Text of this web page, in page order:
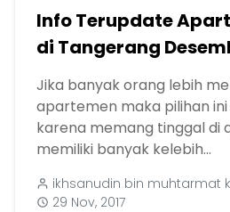
Info Terupdate
di Tangerang
Jika banyak orang lebih
apartemen maka pilihan
karena memang tinggal di
memiliki banyak kelebih...
ikhsanudin bin muhtarmat
29 Nov, 2017